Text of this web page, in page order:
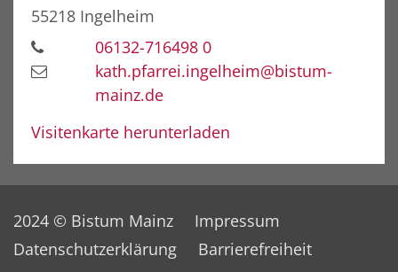
55218 Ingelheim
06132-716498 0
kath.pfarrei.ingelheim@bistum-
mainz.de
Visitenkarte herunterladen
2024 © Bistum Mainz
Impressum
Datenschutzerklärung
Barrierefreiheit